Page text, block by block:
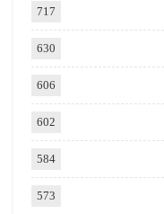
717
630
606
602
584
573